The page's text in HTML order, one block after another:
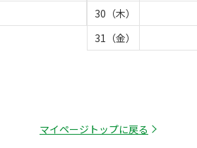
30（木）
31（金）
マイページトップに戻る